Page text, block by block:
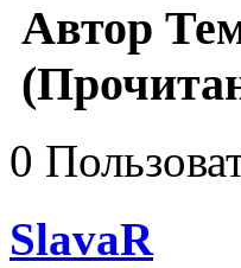
Автор
0
SlavaR